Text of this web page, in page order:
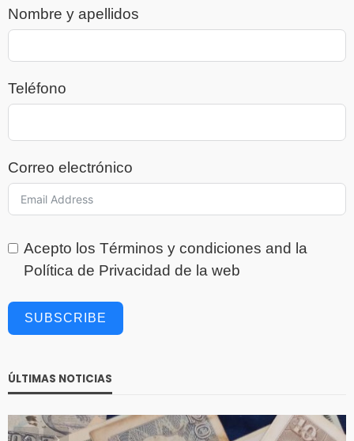
Nombre y apellidos
Teléfono
Correo electrónico
Acepto los Términos y condiciones and la
Política de Privacidad de la web
SUBSCRIBE
ÚLTIMAS NOTICIAS